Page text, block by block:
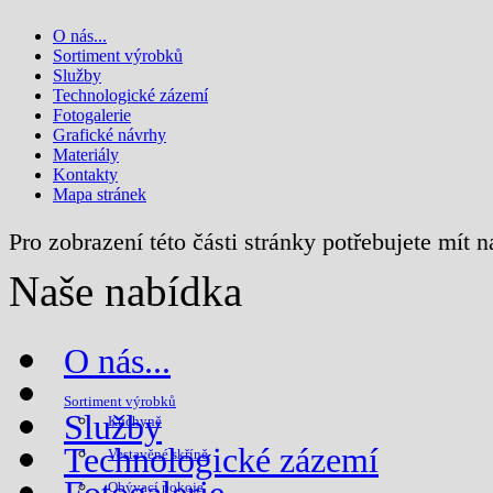
O nás...
Sortiment výrobků
Služby
Technologické zázemí
Fotogalerie
Grafické návrhy
Materiály
Kontakty
Mapa stránek
Pro zobrazení této části stránky potřebujete mít
Naše nabídka
O nás...
Sortiment výrobků
Kuchyně
Vestavěné skříně
Obývací pokoje
Služby
Technologické zázemí